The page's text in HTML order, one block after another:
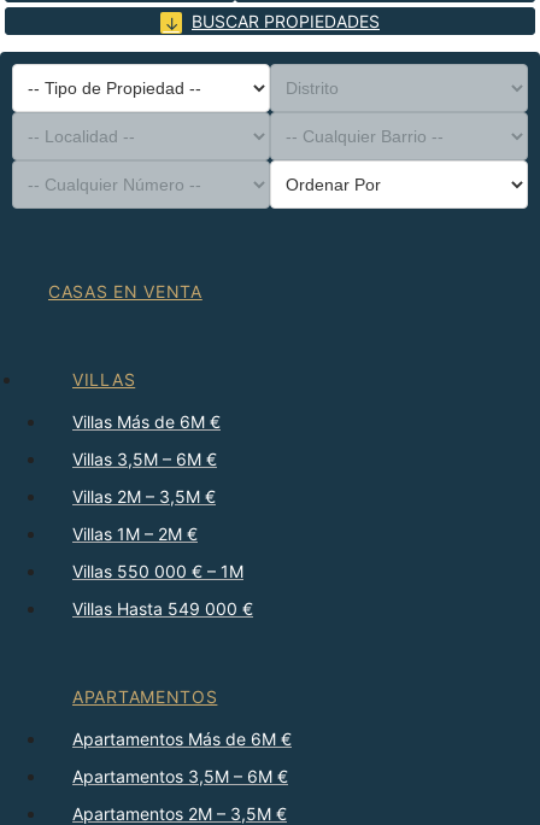
BUSCAR PROPIEDADES
-- Tipo de Propiedad --
Distrito
-- Localidad --
-- Cualquier Barrio --
-- Cualquier Número --
Ordenar Por
CASAS EN VENTA
VILLAS
Villas Más de 6M €
Villas 3,5M – 6M €
Villas 2M – 3,5M €
Villas 1M – 2M €
Villas 550 000 € – 1M
Villas Hasta 549 000 €
APARTAMENTOS
Apartamentos Más de 6M €
Apartamentos 3,5M – 6M €
Apartamentos 2M – 3,5M €